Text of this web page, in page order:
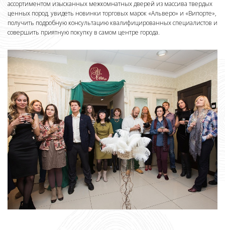
ассортиментом изысканных межкомнатных дверей из массива твердых
ценных пород, увидеть новинки торговых марок «Альверо» и «Випорте»,
получить подробную консультацию квалифицированных специалистов и
совершить приятную покупку в самом центре города.